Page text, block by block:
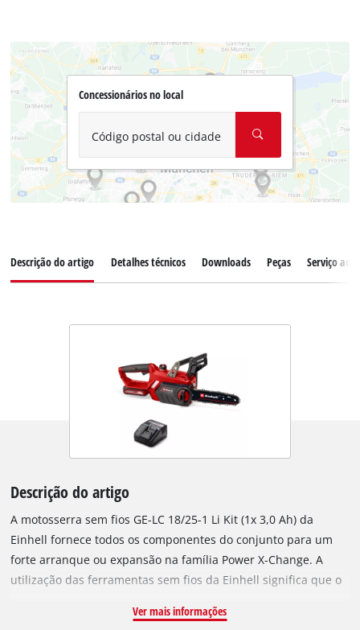
Concessionários no local
Código postal ou cidade
Descrição do artigo Detalhes técnicos Downloads Peças Serviço ao
Descrição do artigo
A motosserra sem fios GE-LC 18/25-1 Li Kit (1x 3,0 Ah) da
Einhell fornece todos os componentes do conjunto para um
forte arranque ou expansão na família Power X-Change. A
utilização das ferramentas sem fios da Einhell significa que o
jardineiros amadores é quase ilimitado: Tropeçar devido à
Ver mais informações